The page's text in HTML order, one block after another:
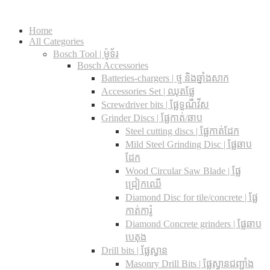
Home
All Categories
Bosch Tool | ម៉ូទ័រ
Bosch Accessories
Batteries-chargers | ថ្ម និងឆ្នាំងសាក
Accessories Set | ឈុតផ្លែ
Screwdriver bits | ផ្លែទួណឺវីស
Grinder Discs |​ ផ្លែកាត់/ឆាប
Steel cutting discs |​ ផ្លែកាត់ដែក
Mild Steel Grinding Disc | ផ្លែឆាប
ដែក
Wood Circular Saw Blade | ផ្លែ
ជ្រៀកឈើ
Diamond Disc for tile/concrete​ | ផ្លែ
កាត់ការ៉ូ
Diamond Concrete grinders | ផ្លែឆាប
បេតុង
Drill bits |​ ផ្លែស្វាន
Masonry Drill Bits |​ ផ្លែស្វានជញ្ជាំង